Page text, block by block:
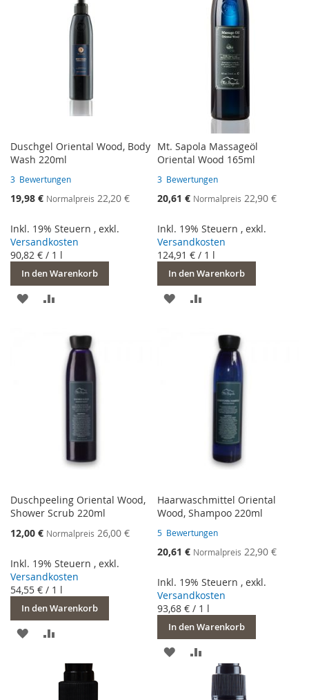
Duschgel Oriental Wood, Body
Wash 220ml
3 Bewertungen
Sonderangebot
19,98 € Normalpreis 22,20 €
Inkl. 19% Steuern , exkl.
Versandkosten
90,82 € / 1 l
In den Warenkorb
ZUR
HINZUFÜGEN
HINZUFÜGEN
Mt. Sapola Massageöl
Oriental Wood 165ml
3 Bewertungen
Sonderangebot
20,61 € Normalpreis 22,90 €
Inkl. 19% Steuern ,exkl.
Versandkosten
124,91 € / 1 l
In den Warenkorb
ZUR
HINZUFÜGEN
HINZUFÜGEN
Duschpeeling Oriental Wood,
Shower Scrub 220ml
Sonderangebot
12,00 € Normalpreis 26,00 €
Inkl. 19% Steuern , exkl.
Versandkosten
54,55 € / 1 l
In den Warenkorb
ZUR
HINZUFÜGEN
HINZUFÜGEN
Haarwaschmittel Oriental
Wood, Shampoo 220ml
5 Bewertungen
Sonderangebot
20,61 € Normalpreis 22,90 €
Inkl. 19% Steuern ,exkl.
Versandkosten
93,68 € / 1 l
In den Warenkorb
ZUR
WUNSCHLISTE
VERGLEICHSLISTE